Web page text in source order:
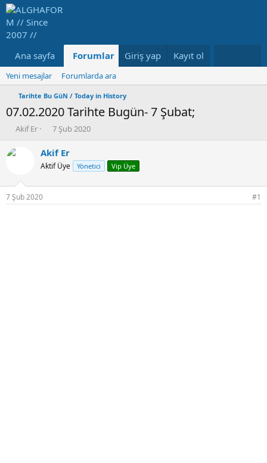
Ana sayfa Forumlar Neler yeni Medya
Giriş yap Kayıt ol
Yeni mesajlar Forumlarda ara
Tarihte Bu GüN / Today in History
07.02.2020 Tarihte Bugün- 7 Şubat;
K
n
y
u
b
Akif Er
B
ş
l
a
ı
7 Şub 2020
Akif Er
Aktif Üye Yönetici Vip Üye
7 Şub 2020 #1